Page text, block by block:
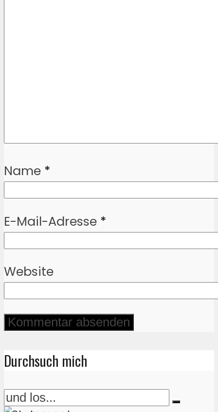
Name *
E-Mail-Adresse *
Website
Durchsuch mich